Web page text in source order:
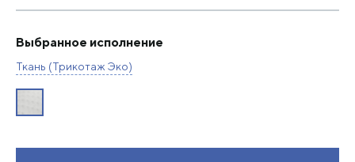
Выбранное исполнение
Ткань (Трикотаж Эко)